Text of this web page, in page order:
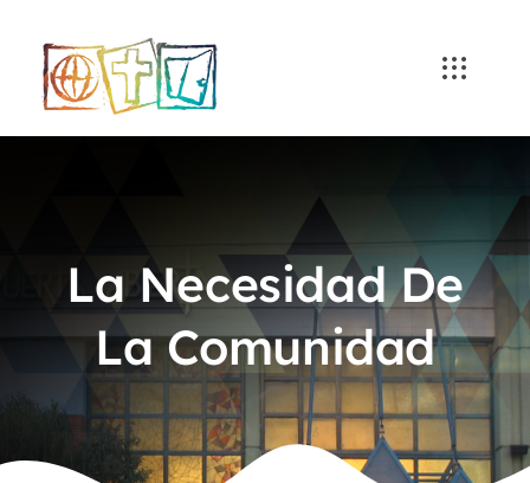
content
La Necesidad De
La Comunidad